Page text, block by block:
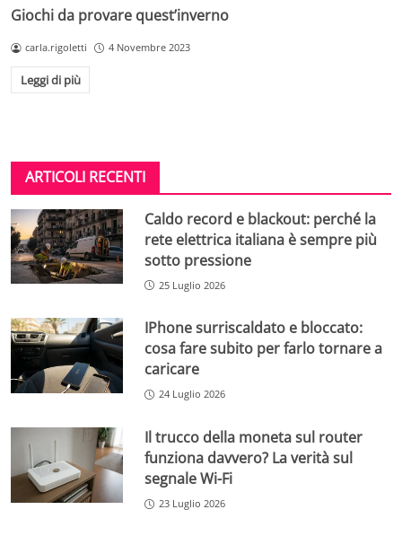
Giochi da provare quest’inverno
carla.rigoletti 4 Novembre 2023
Leggi di più
ARTICOLI RECENTI
Caldo record e blackout: perché la
rete elettrica italiana è sempre più
sotto pressione
25 Luglio 2026
IPhone surriscaldato e bloccato:
cosa fare subito per farlo tornare a
caricare
24 Luglio 2026
Il trucco della moneta sul router
funziona davvero? La verità sul
segnale Wi-Fi
23 Luglio 2026